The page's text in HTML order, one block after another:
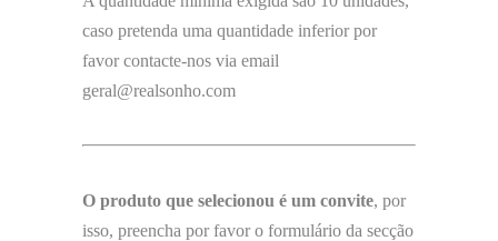
caso pretenda uma quantidade inferior por
favor contacte-nos via email
geral@realsonho.com
O produto que selecionou é um convite, por
isso, preencha por favor o formulário da secção